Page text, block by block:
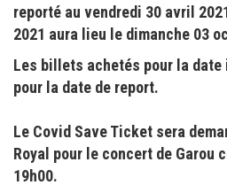
reporté au vendredi 30 avril
2021 aura lieu le dimanche 03
Les billets achetés pour la
pour la date de report.
Le Covid Save Ticket sera
Royal pour le concert de Garou
19h00.